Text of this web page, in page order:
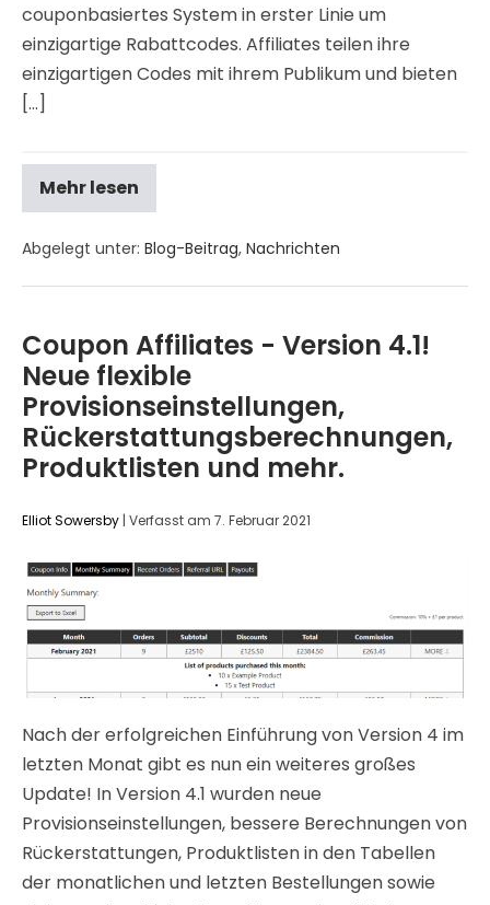
couponbasiertes System in erster Linie um
einzigartige Rabattcodes. Affiliates teilen ihre
einzigartigen Codes mit ihrem Publikum und bieten
[...]
Mehr lesen
Abgelegt unter: Blog-Beitrag, Nachrichten
Coupon Affiliates - Version 4.1!
Neue flexible
Provisionseinstellungen,
Rückerstattungsberechnungen,
Produktlisten und mehr.
Elliot Sowersby | Verfasst am 7. Februar 2021
Nach der erfolgreichen Einführung von Version 4 im
letzten Monat gibt es nun ein weiteres großes
Update! In Version 4.1 wurden neue
Provisionseinstellungen, bessere Berechnungen von
Rückerstattungen, Produktlisten in den Tabellen
der monatlichen und letzten Bestellungen sowie